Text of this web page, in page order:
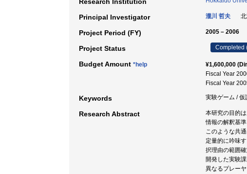
Principal Investigator 瀧川 哲夫
Project Period (FY) 2005 – 2006
Project Status Completed
Budget Amount *help
¥1,600,000
Fiscal Year
Fiscal Year
Keywords 実験ゲーム / 仮
Research Abstract
本研究の目的
情報の解釈基
このような共
定量的に吟味
択理由の範囲
開発した実験
異なるプレー